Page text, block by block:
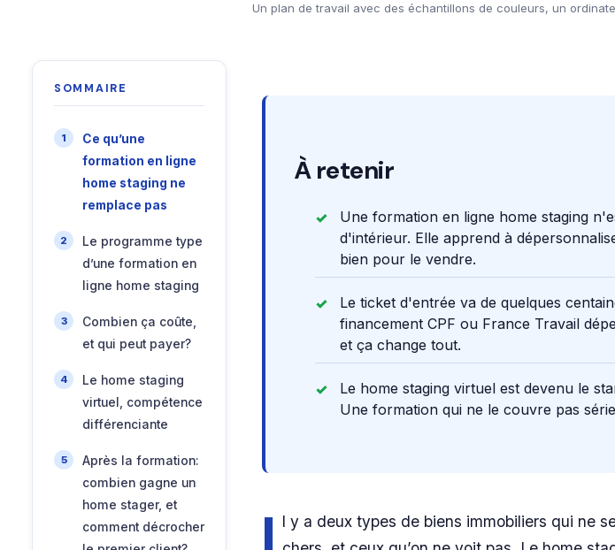
Un plan de travail avec des échantillons de couleurs, un
SOMMAIRE
Ce qu’une
formation en ligne
home staging ne
remplace pas
Le programme type
d’une formation en
ligne home staging
Combien ça coûte,
et qui peut payer?
Le home staging
virtuel, compétence
différenciante
Après la formation:
combien gagne un
home stager, et
comment décrocher
À retenir
Une formation en ligne home staging
d'intérieur. Elle apprend à
bien pour le vendre.
Le ticket d'entrée va de quelques
financement CPF ou France Travail
et ça change tout.
Le home staging virtuel est devenu le
Une formation qui ne le couvre pas
l y a deux types de biens immobiliers qui ne